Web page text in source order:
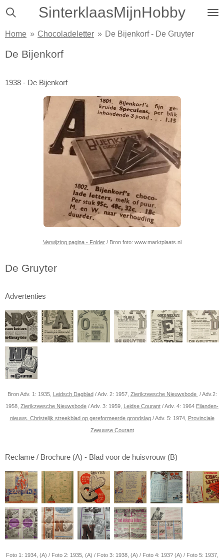
Ga
naar
hoofdinhoud
SinterklaasMijnHobby
Home » Chocoladeletter » De Bijenkorf - De Gruyter
De Bijenkorf
1938 - De Bijenkorf
Verwijzing pagina - Folder/ Bron foto: www.marktplaats.nl
De Gruyter
Advertenties
Bron Adv. 1: 1935, Leidsch Dagblad / Adv. 2: 1957, Zierikzeesche Nieuwsbode / Adv.2:
1958, Zierikzeesche Nieuwsbode / Adv. 3: 1959, Leidse Courant / Adv. 4: 1964 Eilanden-
nieuws. Christelijk streekblad op gereformeerde grondslag/ Adv. 5: 1974,
Provinciale
Zeeuwse Courant
Reclame / Brochure (A) - Blad voor de huisvrouw (B)
Foto 1: 1934, (A) / Foto 2: 1935, (A) / Foto 3: 1938, (A) / Foto 4: 193? (A) / Foto 5: 1937,